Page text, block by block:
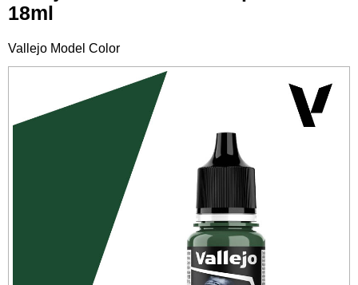
18ml
Vallejo Model Color